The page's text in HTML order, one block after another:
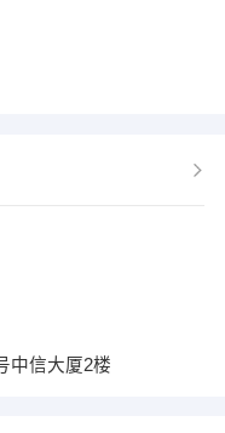
中信大厦2楼